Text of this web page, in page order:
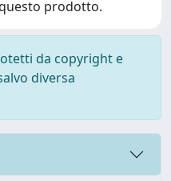
prodotto.
da copyright e
diversa